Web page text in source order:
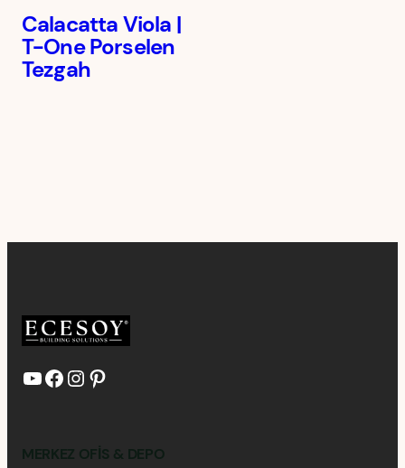
Calacatta Viola |
T-One Porselen
Tezgah
YouTube Facebook Instagram Pinterest
MERKEZ OFIS & DEPO